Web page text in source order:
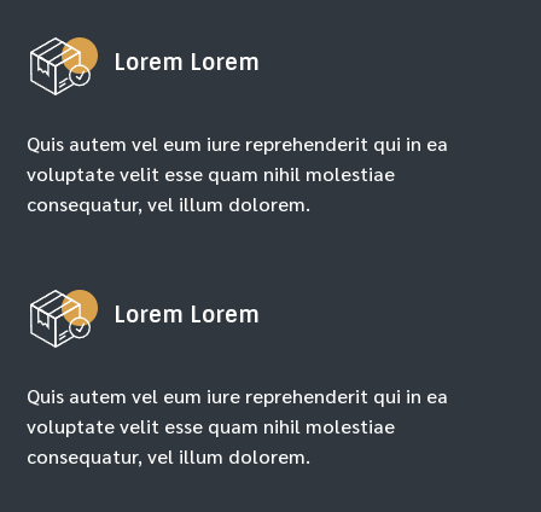
Lorem Lorem
Quis autem vel eum iure reprehenderit qui in ea
voluptate velit esse quam nihil molestiae
consequatur, vel illum dolorem.
Lorem Lorem
Quis autem vel eum iure reprehenderit qui in ea
voluptate velit esse quam nihil molestiae
consequatur, vel illum dolorem.